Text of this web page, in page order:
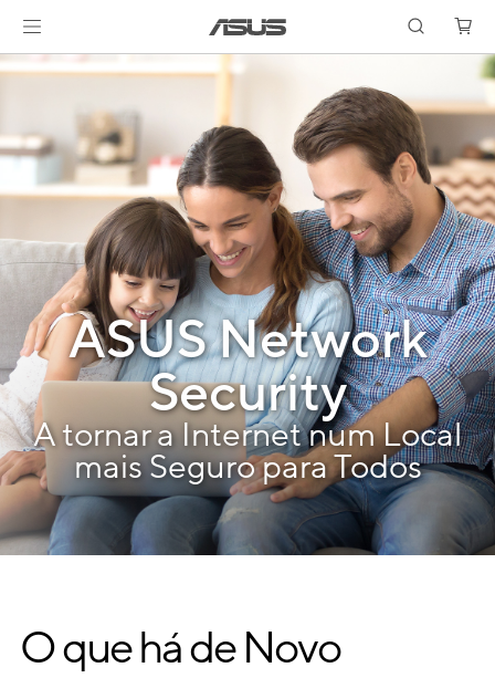
ASUS Network
Security
A tornar a Internet num Local
mais Seguro para Todos
O que há de Novo